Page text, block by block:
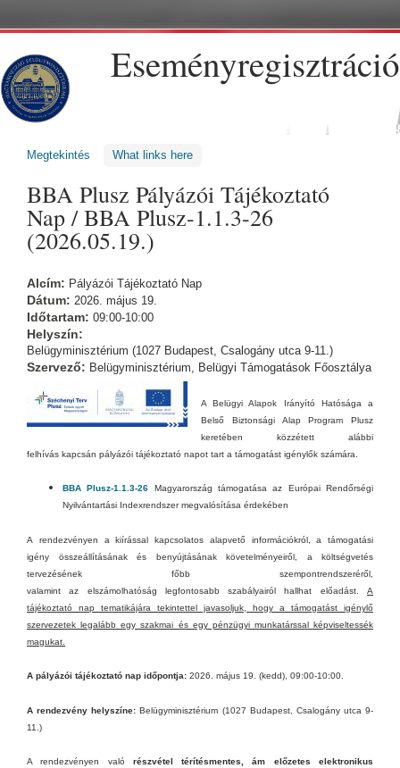
Eseményregisztráció
Megtekintés (aktív fül)
What links here
BBA Plusz Pályázói Tájékoztató
Nap / BBA Plusz-1.1.3-26
(2026.05.19.)
Alcím: Pályázói Tájékoztató Nap
Dátum: 2026. május 19.
Időtartam: 09:00-10:00
Helyszín:
Belügyminisztérium (1027 Budapest, Csalogány utca 9-11.)
Szervező: Belügyminisztérium, Belügyi Támogatások Főosztálya
A Belügyi Alapok Irányító Hatósága a
Belső Biztonsági Alap Program Plusz
keretében közzétett alábbi
felhívás kapcsán pályázói tájékoztató napot tart a támogatást igénylők számára.
BBA Plusz-1.1.3-26 Magyarország támogatása az Európai Rendőrségi
Nyilvántartási Indexrendszer megvalósítása érdekében
A rendezvényen a kiírással kapcsolatos alapvető információkról, a támogatási
igény összeállításának és benyújtásának követelményeiről, a költségvetés
tervezésének főbb szempontrendszeréről,
valamint az elszámolhatóság legfontosabb szabályairól hallhat előadást. A
tájékoztató nap tematikájára tekintettel javasoljuk, hogy a támogatást igénylő
szervezetek legalább egy szakmai és egy pénzügyi munkatárssal képviseltessék
magukat.
A pályázói tájékoztató nap időpontja: 2026. május 19. (kedd), 09:00-10:00.
A rendezvény helyszíne: Belügyminisztérium (1027 Budapest, Csalogány utca 9-
11.)
A rendezvényen való részvétel térítésmentes, ám előzetes elektronikus